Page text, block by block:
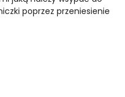
poprzez przeniesienie